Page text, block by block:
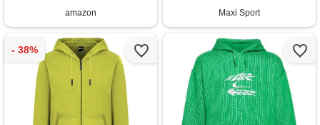
amazon
Maxi Sport